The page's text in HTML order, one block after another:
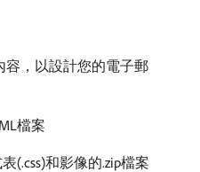
容，以設計您的電子郵
檔案
(.css)和影像的.zip檔案